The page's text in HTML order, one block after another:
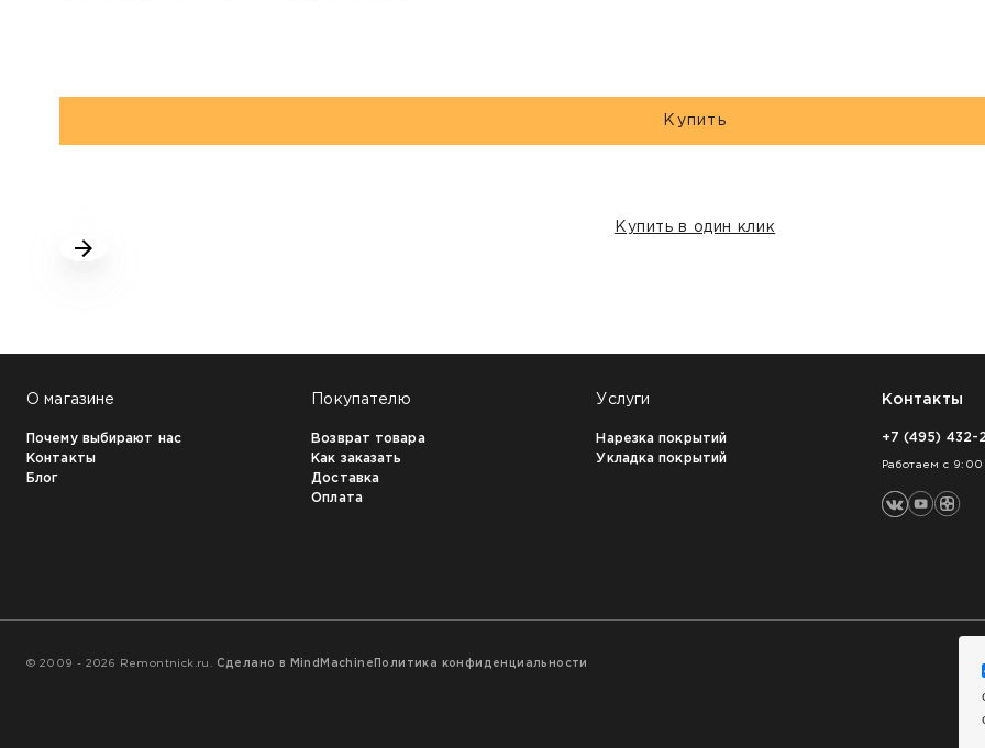
Купить
Купить в один клик
НАШИ КЛИЕНТЫ:
О магазине
Почему выбирают нас
Контакты
Блог
Покупателю
Возврат товара
Как заказать
Доставка
Оплата
Услуги
Нарезка покрытий
Укладка покрытий
Контакты
+7 (495) 432-
Работаем с
© 2009 - 2026 Remontnick.ru. Сделано в MindMachine Политика конфиденциальности